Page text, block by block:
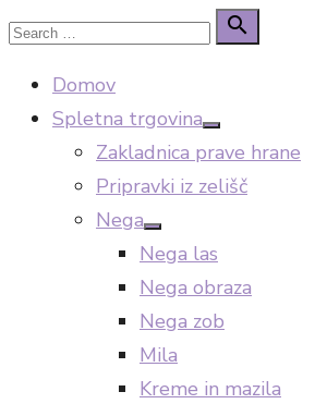
Skip
content
Search

Search
Domov
Spletna trgovina
Show
sub
menu
Zakladnica prave hrane
Pripravki iz zelišč
Nega
Show
sub
menu
Nega las
Nega obraza
Nega zob
Mila
Kreme in mazila